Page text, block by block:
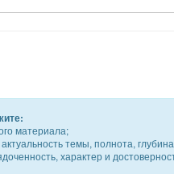
материала;
темы, полнота,
характер и